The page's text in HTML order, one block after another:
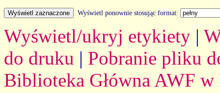
Wyświetl ponownie stosując format:
Wyświetl/ukryj etykiety |
do druku | Pobranie pliku
Biblioteka Główna AWF w